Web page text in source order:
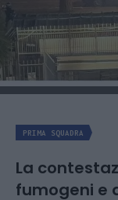
PRIMA SQUADRA
La
fumogeni e